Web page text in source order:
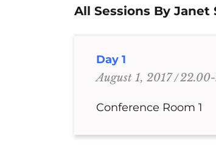
All Sessions By Janet
Day 1
August 1, 2017
Conference Room 1